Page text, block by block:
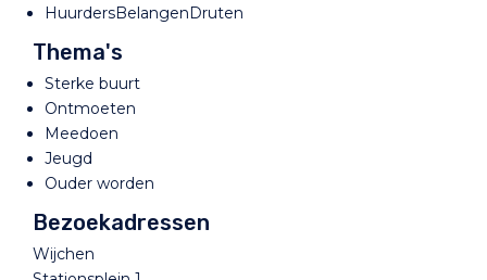
HuurdersBelangenDruten
Thema's
Sterke buurt
Ontmoeten
Meedoen
Jeugd
Ouder worden
Bezoekadressen
Wijchen